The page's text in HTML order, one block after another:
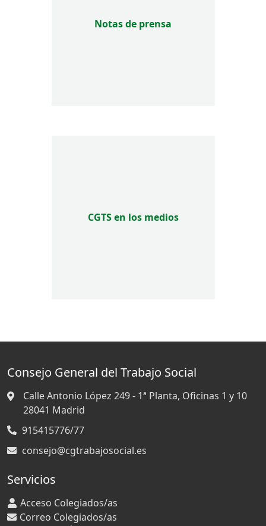
Notas de prensa
CGTS en los medios
Consejo General del Trabajo Social
Calle Antonio López 249 - 1ª Planta, Oficinas 1 y 10
28041 Madrid
915415776/77
consejo@cgtrabajosocial.es
Servicios
Acceso Colegiados/as
Correo Colegiados/as